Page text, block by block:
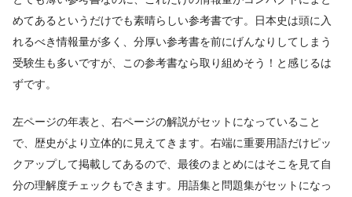
めてあるというだけでも素晴らしい参考書です。日本史は頭に入
れるべき情報量が多く、分厚い参考書を前にげんなりしてしまう
受験生も多いですが、この参考書なら取り組めそう！と感じるは
ずです。
左ページの年表と、右ページの解説がセットになっていること
で、歴史がより立体的に見えてきます。右端に重要用語だけピッ
クアップして掲載してあるので、最後のまとめにはそこを見て自
分の理解度チェックもできます。用語集と問題集がセットになっ